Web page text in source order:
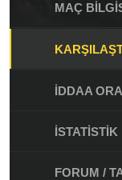
MAÇ
İDDAA
İSTATISTIK
FORUM /